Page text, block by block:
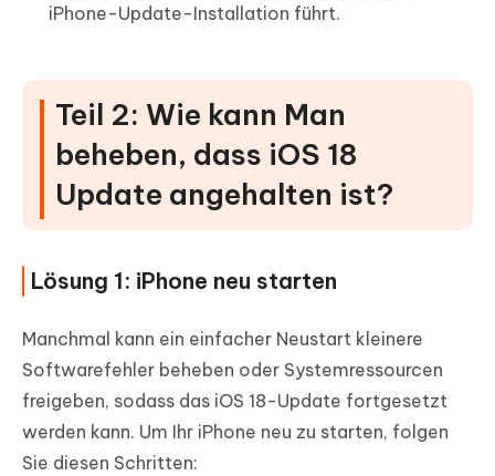
iPhone-Update-Installation führt.
Teil 2: Wie kann Man
beheben, dass iOS 18
Update angehalten ist?
Lösung 1: iPhone neu starten
Manchmal kann ein einfacher Neustart kleinere
Softwarefehler beheben oder Systemressourcen
freigeben, sodass das iOS 18-Update fortgesetzt
werden kann. Um Ihr iPhone neu zu starten, folgen
Sie diesen Schritten: